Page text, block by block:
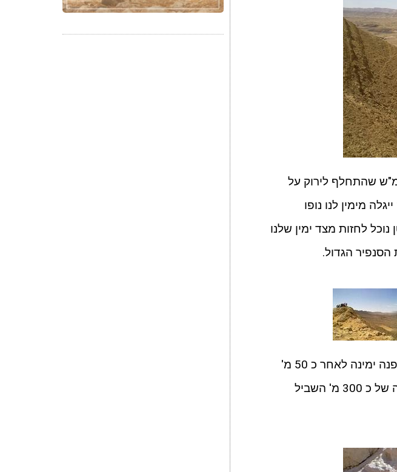
שהתחלף לירוק על
ייגלה מימין לנו נופו
לחזות מצד ימין שלנו
הגדול.
לאחר המנוחה על פסגת הסנפיר הקטן נרד לאוכף שבהמשך הדרך ונפנה ימינה לאחר כ 50 מ'
לפי הסמ"ש השחור. נרד בדרגיות בזהירות לעבר המכתש ולאחר ירידה של כ 300 מ' השביל